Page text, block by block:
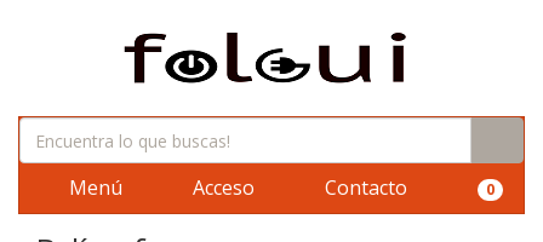
Menú Acceso Contacto 0